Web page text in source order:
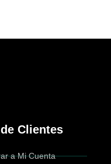
Clientes
a Mi Cuenta